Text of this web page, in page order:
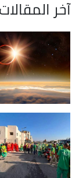
آخر المقالات